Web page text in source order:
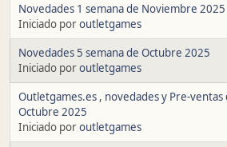
Novedades 1 semana de Noviembre 2025
Iniciado poroutletgames
Novedades 5 semana de Octubre 2025
Iniciado poroutletgames
Outletgames.es , novedades y Pre-ventas
Octubre 2025
Iniciado poroutletgames